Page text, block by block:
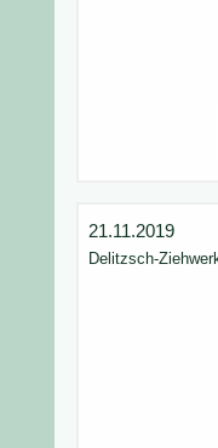
21.11.2019
Delitzsch-